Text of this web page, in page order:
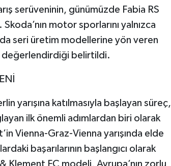
serüveninin, günümüzde Fabia RS
motor sporlarını yalnızca
seri üretim modellerine yön veren
değerlendirdiği belirtildi.
yarışına katılmasıyla başlayan süreç,
ilk önemli adımlardan biri olarak
Vienna-Graz-Vienna yarışında elde
başarılarının başlangıcı olarak
Klement FC modeli, Avrupa’nın zorlu